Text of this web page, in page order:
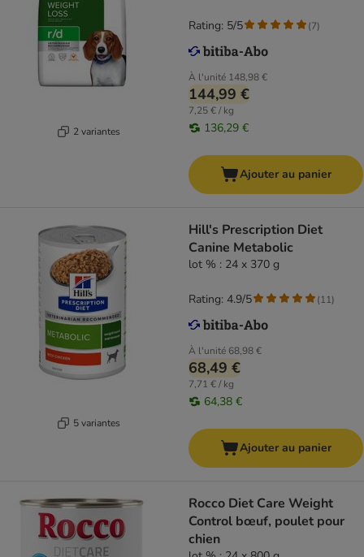
2 variantes
À l'unité 148,98 €
144,99 €
7,25 € / kg
136,29 €
Rating: 5/5 (7)
Ajouter au panier
5 variantes
Hill's Prescription Diet
Canine Metabolic
lot % : 24 x 370 g
À l'unité 68,98 €
68,49 €
7,71 € / kg
64,38 €
Rating: 4.9/5 (11)
Ajouter au panier
Rocco Diet Care Weight
Control bœuf, poulet pour
chien